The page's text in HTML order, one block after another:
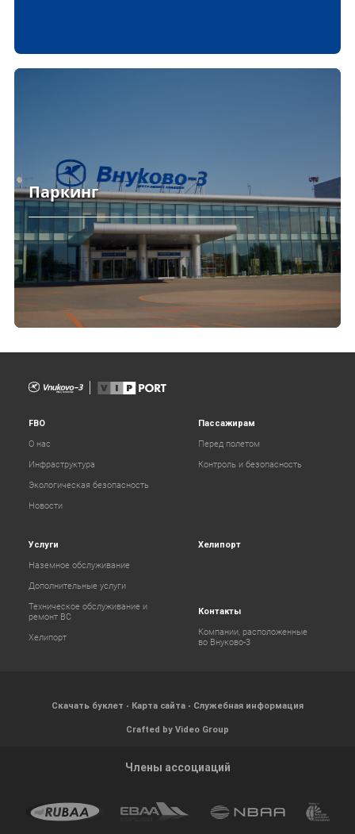
Паркинг
FBO
О нас
Инфраструктура
Экологическая безопасность
Новости
Пассажирам
Перед полетом
Контроль и безопасность
Услуги
Наземное обслуживание
Дополнительные услуги
Техническое обслуживание и
ремонт ВС
Хелипорт
Хелипорт
Контакты
Компании, расположенные
во Внуково-3
Скачать буклет Карта сайта Служебная информация
Crafted by Video Group
Члены ассоциаций